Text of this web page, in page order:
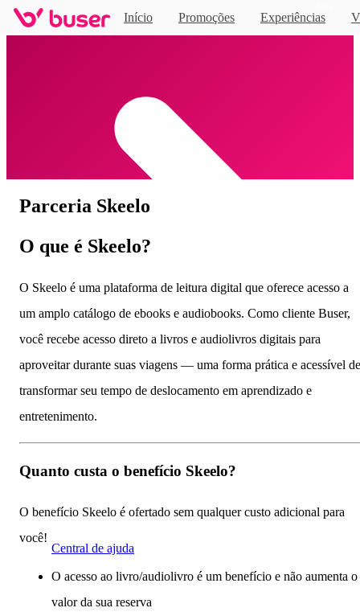
Início Promoções Experiências
Home
Central de ajuda
Parceria Skeelo
O que é Skeelo?
O Skeelo é uma plataforma de leitura digital que oferece acesso a
um amplo catálogo de ebooks e audiobooks. Como cliente Buser,
você recebe acesso direto a livros e audiolivros digitais para
aproveitar durante suas viagens — uma forma prática e acessível de
transformar seu tempo de deslocamento em aprendizado e
entretenimento.
Quanto custa o benefício Skeelo?
O benefício Skeelo é ofertado sem qualquer custo adicional para
você!
O acesso ao livro/audiolivro é um benefício e não aumenta o
valor da sua reserva